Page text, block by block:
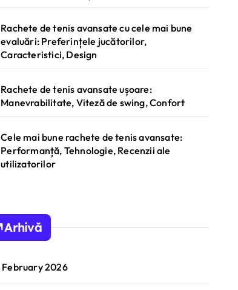
Rachete de tenis avansate cu cele mai bune
evaluări: Preferințele jucătorilor,
Caracteristici, Design
Rachete de tenis avansate ușoare:
Manevrabilitate, Viteză de swing, Confort
Cele mai bune rachete de tenis avansate:
Performanță, Tehnologie, Recenzii ale
utilizatorilor
Arhivă
February 2026